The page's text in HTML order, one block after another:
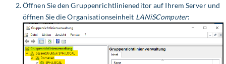
Öffnen Sie den Gruppenrichtlinieneditor auf Ihrem Server und
öffnen Sie die Organisationseinheit LANiSComputer: